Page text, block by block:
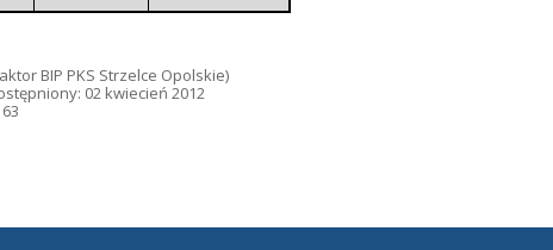
BIP PKS Strzelce Opolskie)
02 kwiecień 2012